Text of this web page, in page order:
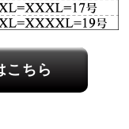
こちら